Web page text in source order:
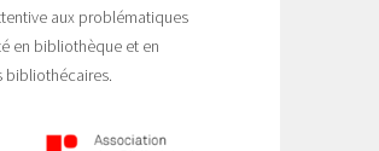
aux problématiques
en bibliothèque et en
bibliothécaires.